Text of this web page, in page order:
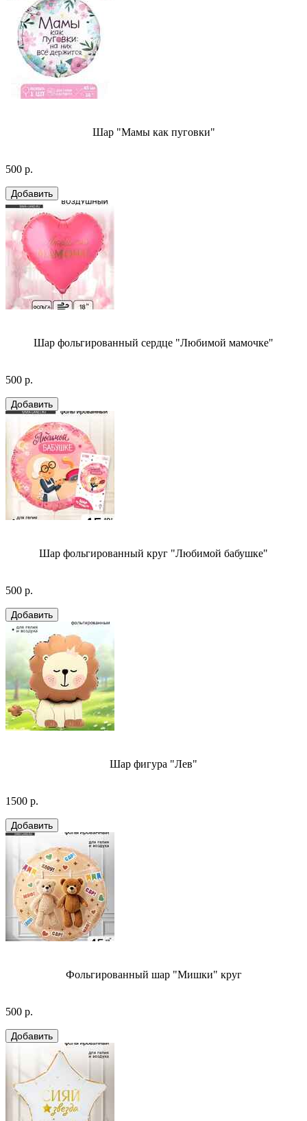
Шар "Мамы как пуговки"
500 р.
Шар фольгированный сердце "Любимой мамочке"
500 р.
Шар фольгированный круг "Любимой бабушке"
500 р.
Шар фигура "Лев"
1500 р.
Фольгированный шар "Мишки" круг
500 р.